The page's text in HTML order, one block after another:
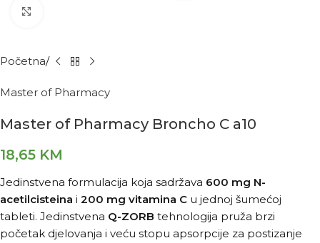
Početna
Master of Pharmacy
Master of Pharmacy Broncho C a10
18,65 KM
Jedinstvena formulacija koja sadržava 600 mg N-
acetilcisteina i 200 mg vitamina C u jednoj šumećoj
tableti. Jedinstvena Q-ZORB tehnologija pruža brzi
početak djelovanja i veću stopu apsorpcije za postizanje